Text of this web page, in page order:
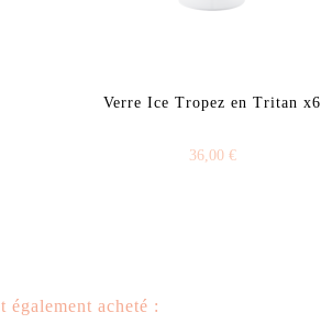
Verre Ice Tropez en Tritan x6
36,00 €
acheté :